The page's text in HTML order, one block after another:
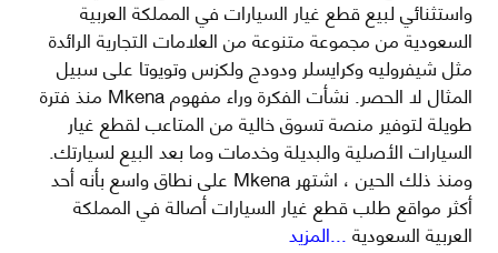
واستثنائي لبيع قطع غيار السيارات في المملكة العربية
السعودية من مجموعة متنوعة من العلامات التجارية الرائدة
مثل شيفروليه وكرايسلر ودودج ولكزس وتويوتا على سبيل
المثال لا الحصر. نشأت الفكرة وراء مفهوم Mkena منذ فترة
طويلة لتوفير منصة تسوق خالية من المتاعب لقطع غيار
السيارات الأصلية والبديلة وخدمات وما بعد البيع لسيارتك.
ومنذ ذلك الحين ، اشتهر Mkena على نطاق واسع بأنه أحد
أكثر مواقع طلب قطع غيار السيارات أصالة في المملكة
العربية السعودية...المزيد